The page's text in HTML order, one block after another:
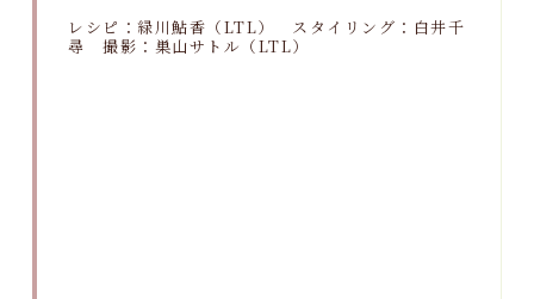
レシピ：緑川鮎香（LTL） スタイリング：白井千
尋 撮影：巣山サトル（LTL）